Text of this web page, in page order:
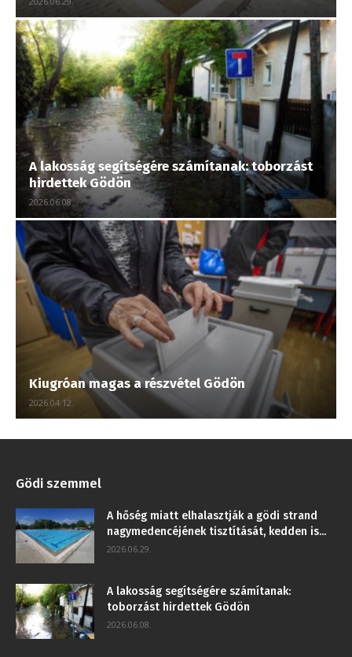
A lakosság segítségére számítanak: toborzást
hirdettek Gödön
2026.06.08.
Kiugróan magas a részvétel Gödön
2026.04.12.
Gödi szemmel
A hőség miatt elhalasztják a gödi strand
nagymedencéjének tisztítását, kedden is...
2026.06.29.
A lakosság segítségére számítanak:
toborzást hirdettek Gödön
2026.06.08.